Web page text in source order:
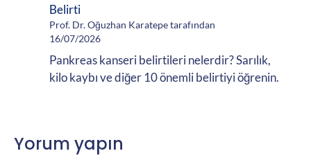
Belirti
Prof. Dr. Oğuzhan Karatepe tarafından
16/07/2026
Pankreas kanseri belirtileri nelerdir? Sarılık,
kilo kaybı ve diğer 10 önemli belirtiyi öğrenin.
Yorum yapın